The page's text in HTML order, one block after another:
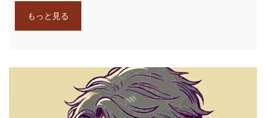
もっと見る